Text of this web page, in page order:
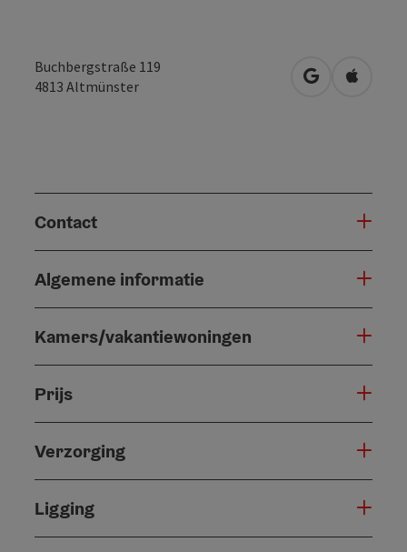
Buchbergstraße 119
4813 Altmünster Openen in
Contact
Algemene informatie
Kamers/vakantiewoningen
Prijs
Verzorging
Ligging